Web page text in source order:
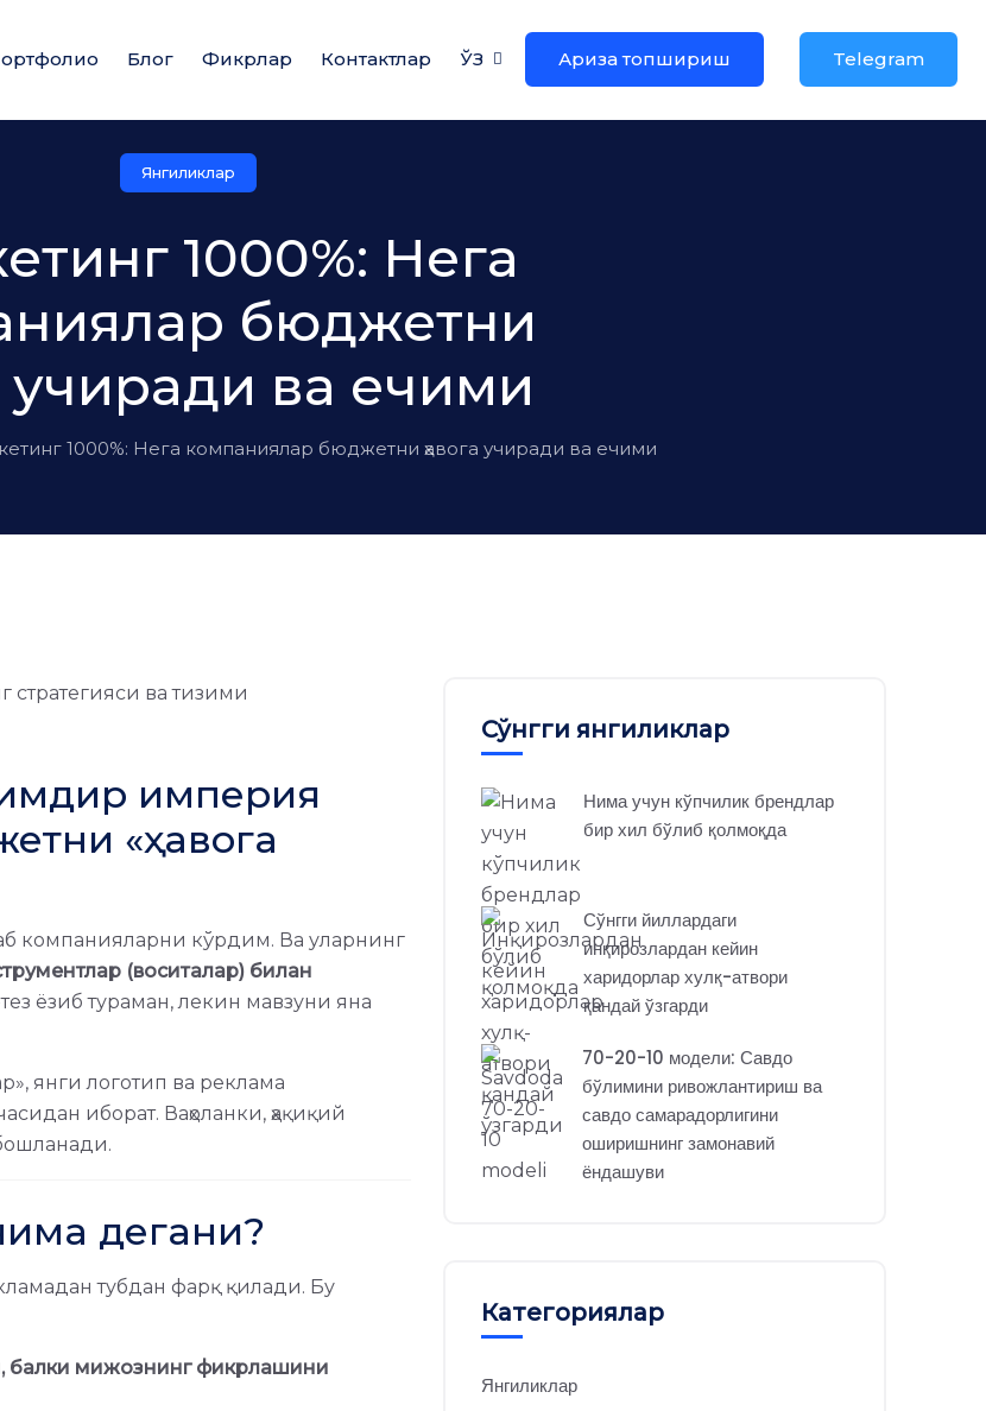
Блог Фикрлар Контактлар ЎЗ Ариза топшириш Telegram
Янгиликлар
1000%: Нега
бюджетни
учиради ва ечими
1000%: Нега компаниялар бюджетни ҳавога учиради ва ечими
империя
«ҳавога
компанияларни кўрдим. Ва уларнинг
(воситалар) билан
тез ёзиб тураман, лекин мавзуни яна
янги логотип ва реклама
иборат. Ваҳоланки, ҳақиқий
дегани?
тубдан фарқ қилади. Бу
балки мижознинг фикрлашини
Сўнгги янгиликлар
Нима учун кўпчилик брендлар
бир хил бўлиб қолмоқда
Сўнгги йиллардаги
инқирозлардан кейин
харидорлар хулқ-атвори
қандай ўзгарди
70-20-10 модели: Савдо
бўлимини ривожлантириш ва
савдо самарадорлигини
оширишнинг замонавий
ёндашуви
Категориялар
Янгиликлар